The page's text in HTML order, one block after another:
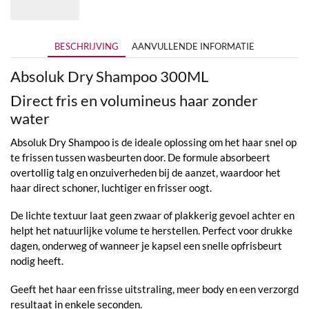
BESCHRIJVING AANVULLENDE INFORMATIE
Absoluk Dry Shampoo 300ML
Direct fris en volumineus haar zonder
water
Absoluk Dry Shampoo is de ideale oplossing om het haar snel op
te frissen tussen wasbeurten door. De formule absorbeert
overtollig talg en onzuiverheden bij de aanzet, waardoor het
haar direct schoner, luchtiger en frisser oogt.
De lichte textuur laat geen zwaar of plakkerig gevoel achter en
helpt het natuurlijke volume te herstellen. Perfect voor drukke
dagen, onderweg of wanneer je kapsel een snelle opfrisbeurt
nodig heeft.
Geeft het haar een frisse uitstraling, meer body en een verzorgd
resultaat in enkele seconden.